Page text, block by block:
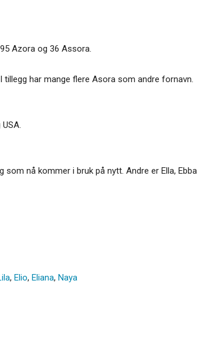
Azora og 36 Assora.
har mange flere Asora som andre fornavn.
nå kommer i bruk på nytt. Andre er Ella, Ebba
, Elio, Eliana, Naya